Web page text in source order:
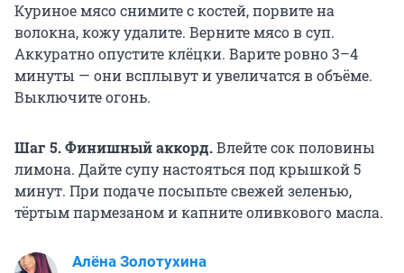
Куриное мясо снимите с костей, порвите на
волокна, кожу удалите. Верните мясо в суп.
Аккуратно опустите клёцки. Варите ровно 3–4
минуты — они всплывут и увеличатся в объёме.
Выключите огонь.
Шаг 5. Финишный аккорд.Влейте сок половины
лимона. Дайте супу настояться под крышкой 5
минут. При подаче посыпьте свежей зеленью,
тёртым пармезаном и капните оливкового масла.
Алёна Золотухина